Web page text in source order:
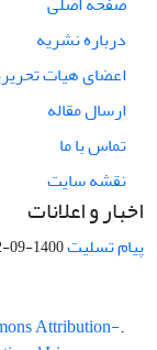
درباره نشریه
اعضای هیات
ارسال مقاله
تماس با ما
نقشه سایت
اخبار و اعلانات
پیام تسلیت1400-09-12
.This work is licensed under a
Attribution-